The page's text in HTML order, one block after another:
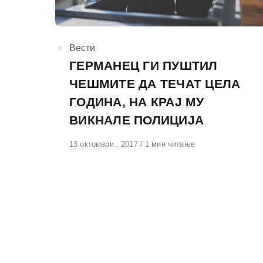
КАтегорија
Вести
ГЕРМАНЕЦ ГИ ПУШТИЛ
ЧЕШМИТЕ ДА ТЕЧАТ ЦЕЛА
ГОДИНА, НА КРАЈ МУ
ВИКНАЛЕ ПОЛИЦИЈА
Објавено
13 октомври , 2017 1 мин читање